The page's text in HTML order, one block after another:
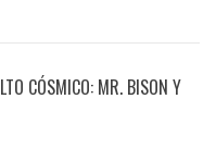
CÓSMICO: MR. BISON Y